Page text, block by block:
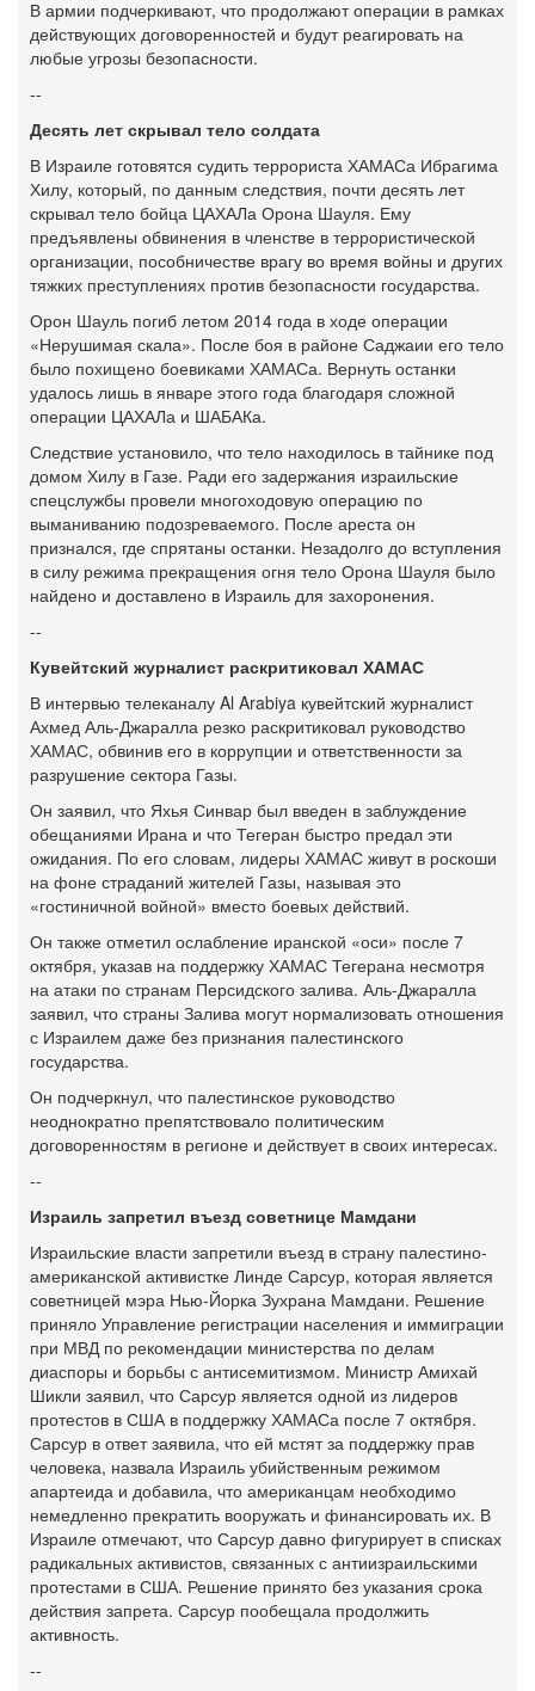
В армии подчеркивают, что продолжают операции в рамках
действующих договоренностей и будут реагировать на
любые угрозы безопасности.
--
Десять лет скрывал тело солдата
В Израиле готовятся судить террориста ХАМАСа Ибрагима
Хилу, который, по данным следствия, почти десять лет
скрывал тело бойца ЦАХАЛа Орона Шауля. Ему
предъявлены обвинения в членстве в террористической
организации, пособничестве врагу во время войны и других
тяжких преступлениях против безопасности государства.
Орон Шауль погиб летом 2014 года в ходе операции
«Нерушимая скала». После боя в районе Саджаии его тело
было похищено боевиками ХАМАСа. Вернуть останки
удалось лишь в январе этого года благодаря сложной
операции ЦАХАЛа и ШАБАКа.
Следствие установило, что тело находилось в тайнике под
домом Хилу в Газе. Ради его задержания израильские
спецслужбы провели многоходовую операцию по
выманиванию подозреваемого. После ареста он
признался, где спрятаны останки. Незадолго до вступления
в силу режима прекращения огня тело Орона Шауля было
найдено и доставлено в Израиль для захоронения.
--
Кувейтский журналист раскритиковал ХАМАС
В интервью телеканалу Al Arabiya кувейтский журналист
Ахмед Аль-Джаралла резко раскритиковал руководство
ХАМАС, обвинив его в коррупции и ответственности за
разрушение сектора Газы.
Он заявил, что Яхья Синвар был введен в заблуждение
обещаниями Ирана и что Тегеран быстро предал эти
ожидания. По его словам, лидеры ХАМАС живут в роскоши
на фоне страданий жителей Газы, называя это
«гостиничной войной» вместо боевых действий.
Он также отметил ослабление иранской «оси» после 7
октября, указав на поддержку ХАМАС Тегерана несмотря
на атаки по странам Персидского залива. Аль-Джаралла
заявил, что страны Залива могут нормализовать отношения
с Израилем даже без признания палестинского
государства.
Он подчеркнул, что палестинское руководство
неоднократно препятствовало политическим
договоренностям в регионе и действует в своих интересах.
--
Израиль запретил въезд советнице Мамдани
Израильские власти запретили въезд в страну палестино-
американской активистке Линде Сарсур, которая является
советницей мэра Нью-Йорка Зухрана Мамдани. Решение
приняло Управление регистрации населения и иммиграции
при МВД по рекомендации министерства по делам
диаспоры и борьбы с антисемитизмом. Министр Амихай
Шикли заявил, что Сарсур является одной из лидеров
протестов в США в поддержку ХАМАСа после 7 октября.
Сарсур в ответ заявила, что ей мстят за поддержку прав
человека, назвала Израиль убийственным режимом
апартеида и добавила, что американцам необходимо
немедленно прекратить вооружать и финансировать их. В
Израиле отмечают, что Сарсур давно фигурирует в списках
радикальных активистов, связанных с антиизраильскими
протестами в США. Решение принято без указания срока
действия запрета. Сарсур пообещала продолжить
активность.
--